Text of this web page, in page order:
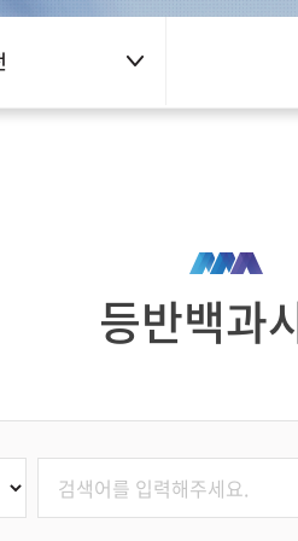
등반백과